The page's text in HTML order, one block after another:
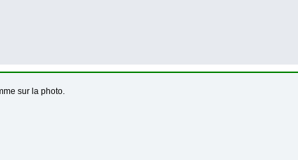
sur la photo.